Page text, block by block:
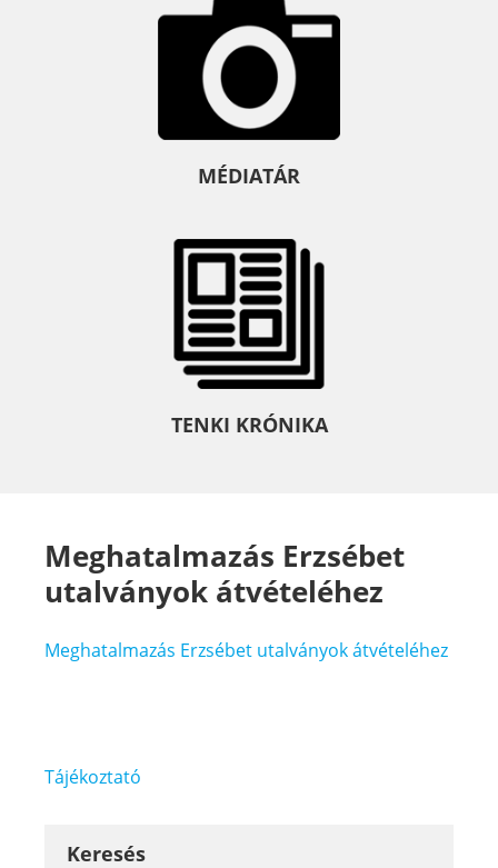
MÉDIATÁR
TENKI KRÓNIKA
Meghatalmazás Erzsébet
utalványok átvételéhez
Meghatalmazás Erzsébet utalványok átvételéhez
Bejegyzés
Tájékoztató
Keresés